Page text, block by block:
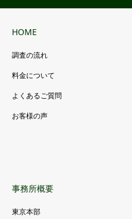
HOME
調査の流れ
料金について
よくあるご質問
お客様の声
事務所概要
東京本部